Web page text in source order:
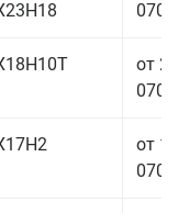
от
от